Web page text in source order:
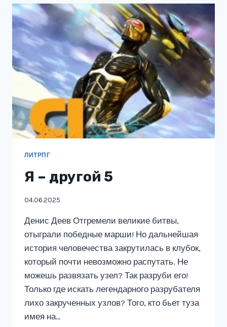
ФИНАЛ
ЛИТРПГ
Я – другой 5
04.06.2025
Денис Деев Отгремели великие битвы,
отыграли победные марши! Но дальнейшая
история человечества закрутилась в клубок,
который почти невозможно распутать. Не
можешь развязать узел? Так разруби его!
Только где искать легендарного разрубателя
лихо закрученных узлов? Того, кто бьет туза
имея на…